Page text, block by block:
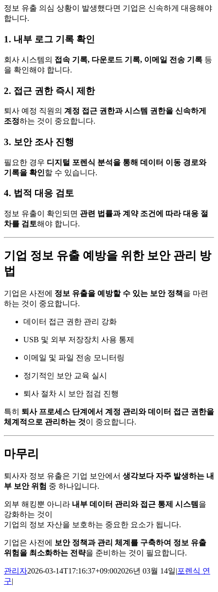
정보 유출 의심 상황이 발생했다면 기업은 신속하게 대응해야
합니다.
1. 내부 로그 기록 확인
회사 시스템의 접속 기록, 다운로드 기록, 이메일 전송 기록 등
을 확인해야 합니다.
2. 접근 권한 즉시 제한
퇴사 예정 직원의 계정 접근 권한과 시스템 권한을 신속하게
조정하는 것이 중요합니다.
3. 보안 조사 진행
필요한 경우 디지털 포렌식 분석을 통해 데이터 이동 경로와
기록을 확인할 수 있습니다.
4. 법적 대응 검토
정보 유출이 확인되면 관련 법률과 계약 조건에 따라 대응 절
차를 검토해야 합니다.
기업 정보 유출 예방을 위한 보안 관리 방
법
기업은 사전에 정보 유출을 예방할 수 있는 보안 정책을 마련
하는 것이 중요합니다.
데이터 접근 권한 관리 강화
USB 및 외부 저장장치 사용 통제
이메일 및 파일 전송 모니터링
정기적인 보안 교육 실시
퇴사 절차 시 보안 점검 진행
특히 퇴사 프로세스 단계에서 계정 관리와 데이터 접근 권한을
체계적으로 관리하는 것이 중요합니다.
마무리
퇴사자 정보 유출은 기업 보안에서 생각보다 자주 발생하는 내
부 보안 위험 중 하나입니다.
외부 해킹뿐 아니라 내부 데이터 관리와 접근 통제 시스템 을
강화하는 것이
기업의 정보 자산을 보호하는 중요한 요소가 됩니다.
기업은 사전에 보안 정책과 관리 체계를 구축하여 정보 유출
위험을 최소화하는 전략을 준비하는 것이 필요합니다.
관리자2026-03-14T17:16:37+09:002026년 03월 14일|포렌식 연
구|